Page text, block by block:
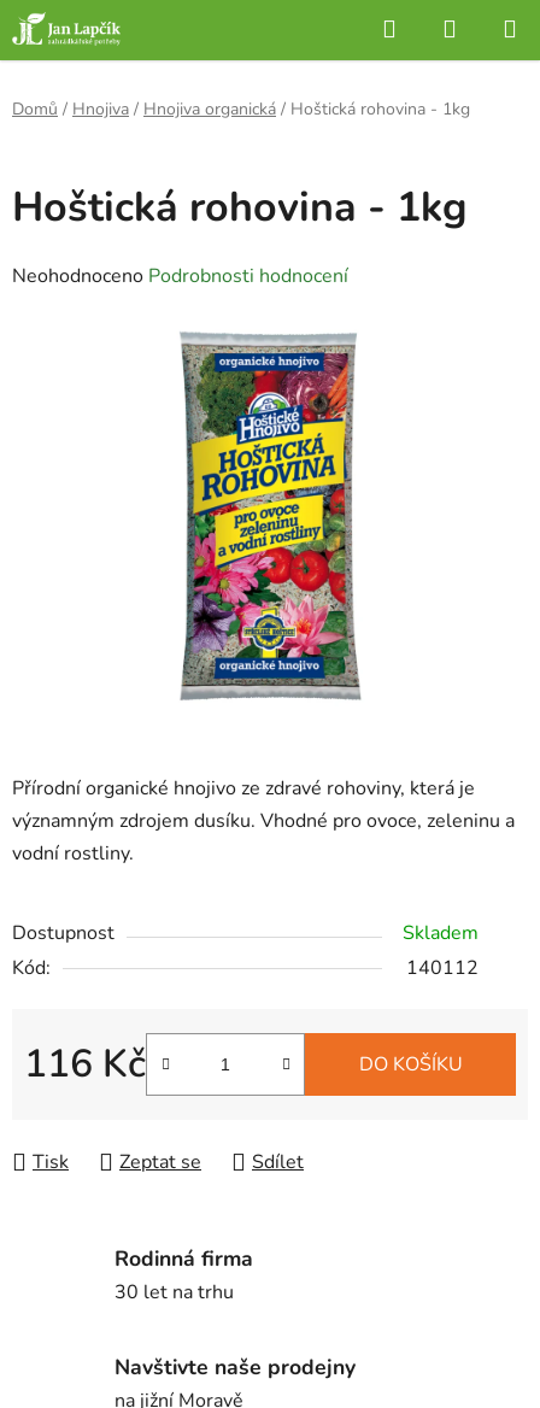
Přejít
na
obsah
Hledat
KOŠÍK
Domů / Hnojiva / Hnojiva organická / Hoštická rohovina - 1kg
Přírodní organické hnojivo ze zdravé rohoviny, která je
významným zdrojem dusíku. Vhodné pro ovoce, zeleninu a
vodní rostliny.
Dostupnost
Skladem
Kód:
140112
116 Kč DO KOŠÍKU
Tisk Zeptat se Sdílet
Hoštická rohovina - 1kg
Průměrné
Neohodnoceno Podrobnosti hodnocení
Rodinná firma
30 let na trhu
Navštivte naše prodejny
na jižní Moravě